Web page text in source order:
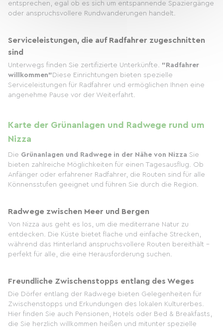
entsprechen, egal ob es sich um entspannende Spaziergänge
oder anspruchsvollere Rundwanderungen handelt.
Serviceleistungen, die auf Radfahrer zugeschnitten
sind
Unterwegs finden Sie zertifizierte Unterkünfte. "Radfahrer
willkommen" Diese Einrichtungen bieten spezielle
Serviceleistungen für Radfahrer und ermöglichen Ihnen eine
angenehme Pause vor der Weiterfahrt.
Karte der Grünanlagen und Radwege rund um
Nizza
Die Grünanlagen und Radwege in der Nähe von Nizza Sie
bieten zahlreiche Möglichkeiten für einen Tagesausflug. Ob
Anfänger oder erfahrener Radfahrer, die Routen sind für alle
Könnensstufen geeignet und führen Sie durch die Region.
Radwege zwischen Meer und Bergen
Von Nizza aus geht es los, um die mediterrane Natur zu
entdecken. Die Küste bietet flache und einfache Strecken,
während das Hinterland anspruchsvollere Routen bereithält –
perfekt für alle, die eine Herausforderung suchen.
Freundliche Zwischenstopps entlang des Weges
Die Dörfer entlang der Radwege bieten Gelegenheiten für
Zwischenstopps und Erkundungen des lokalen Kulturerbes.
Hier finden Sie auch Pensionen, Hotels oder Bed & Breakfasts,
die Sie herzlich willkommen heißen und mitunter spezielle